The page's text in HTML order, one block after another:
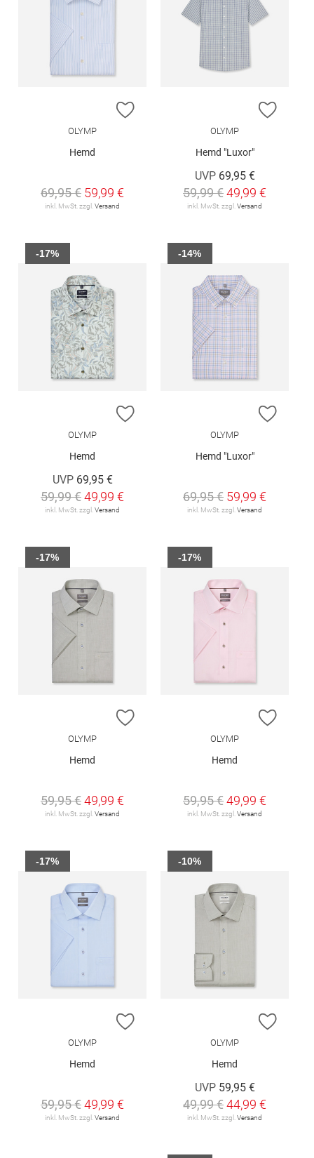
ZUR WUNSCHLISTE HINZUFÜGEN
OLYMP
Hemd
69,95 € 59,99 €
inkl. MwSt. zzgl.Versand
ZUR
OLYMP
Hemd "Luxor"
UVP 69,95 €
59,99 €49,99 €
inkl. MwSt. zzgl.Versand
ZUR WUNSCHLISTE HINZUFÜGEN
OLYMP
Hemd
UVP 69,95 €
59,99 €49,99 €
inkl. MwSt. zzgl. Versand
-17%
ZUR
OLYMP
Hemd "Luxor"
69,95 € 59,99 €
inkl. MwSt. zzgl. Versand
-14%
ZUR WUNSCHLISTE HINZUFÜGEN
OLYMP
Hemd
59,95 €49,99 €
inkl. MwSt. zzgl. Versand
-17%
ZUR
OLYMP
Hemd
59,95 €49,99 €
inkl. MwSt. zzgl. Versand
-17%
ZUR WUNSCHLISTE HINZUFÜGEN
OLYMP
Hemd
59,95 €49,99 €
inkl. MwSt. zzgl. Versand
-17%
ZUR
OLYMP
Hemd
UVP 59,95 €
49,99 €44,99 €
inkl. MwSt. zzgl. Versand
-10%